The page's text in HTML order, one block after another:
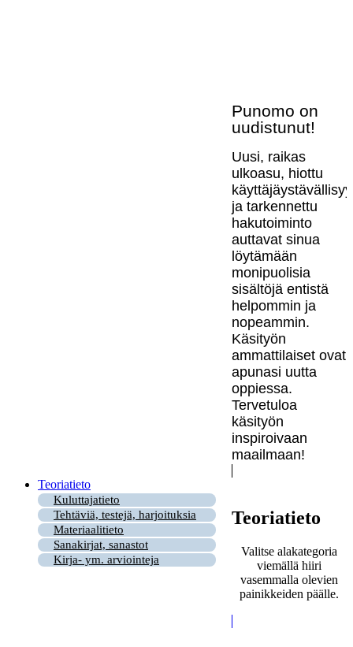
Punomo on
uudistunut!
Uusi, raikas
ulkoasu, hiottu
ja tarkennettu
hakutoiminto
auttavat sinua
löytämään
monipuolisia
sisältöjä entistä
helpommin ja
nopeammin.
Käsityön
ammattilaiset ovat
apunasi uutta
oppiessa.
Tervetuloa
käsityön
inspiroivaan
maailmaan!
Teoriatieto
Kuluttajatieto
Tehtäviä, testejä, harjoituksia
Materiaalitieto
Sanakirjat, sanastot
Kirja- ym. arviointeja
Teoriatieto
Valitse alakategoria
viemällä hiiri
vasemmalla olevien
painikkeiden päälle.